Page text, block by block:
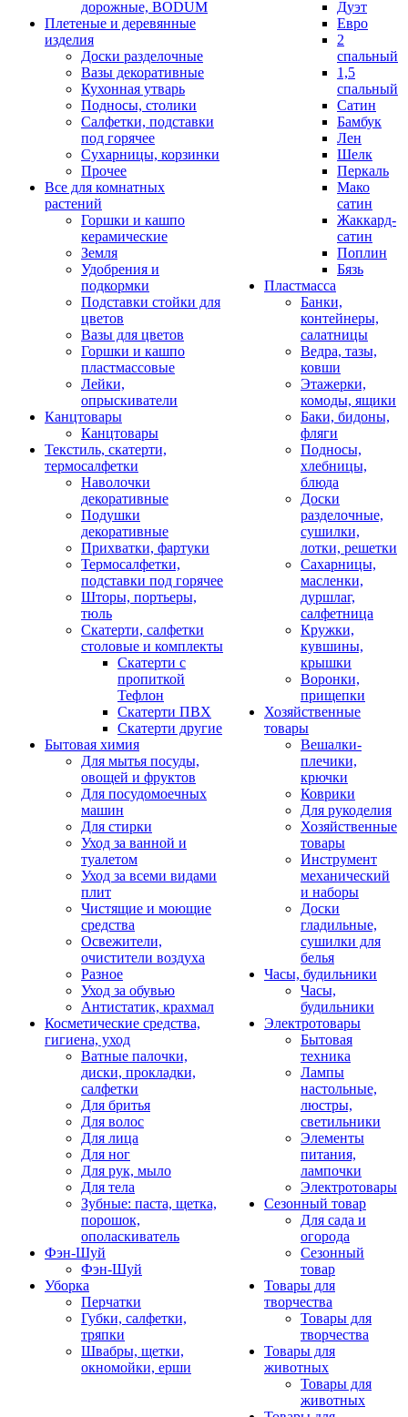
дорожные, BODUM
Плетеные и деревянные
изделия
Доски разделочные
Вазы декоративные
Кухонная утварь
Подносы, столики
Салфетки, подставки
под горячее
Сухарницы, корзинки
Прочее
Все для комнатных
растений
Горшки и кашпо
керамические
Земля
Удобрения и
подкормки
Подставки стойки для
цветов
Вазы для цветов
Горшки и кашпо
пластмассовые
Лейки,
опрыскиватели
Канцтовары
Канцтовары
Текстиль, скатерти,
термосалфетки
Наволочки
декоративные
Подушки
декоративные
Прихватки, фартуки
Термосалфетки,
подставки под горячее
Шторы, портьеры,
тюль
Скатерти, салфетки
столовые и комплекты
Скатерти с
пропиткой
Тефлон
Скатерти ПВХ
Скатерти другие
Бытовая химия
Для мытья посуды,
овощей и фруктов
Для посудомоечных
машин
Для стирки
Уход за ванной и
туалетом
Уход за всеми видами
плит
Чистящие и моющие
средства
Освежители,
очистители воздуха
Разное
Уход за обувью
Антистатик, крахмал
Косметические средства,
гигиена, уход
Ватные палочки,
диски, прокладки,
салфетки
Для бритья
Для волос
Для лица
Для ног
Для рук, мыло
Для тела
Зубные: паста, щетка,
порошок,
ополаскиватель
Фэн-Шуй
Фэн-Шуй
Уборка
Перчатки
Губки, салфетки,
тряпки
Швабры, щетки,
окномойки, ерши
Дуэт
Евро
2
спальный
1,5
спальный
Сатин
Бамбук
Лен
Шелк
Перкаль
Мако
сатин
Жаккард-
сатин
Поплин
Бязь
Пластмасса
Банки,
контейнеры,
салатницы
Ведра, тазы,
ковши
Этажерки,
комоды, ящики
Баки, бидоны,
фляги
Подносы,
хлебницы,
блюда
Доски
разделочные,
сушилки,
лотки, решетки
Сахарницы,
масленки,
дуршлаг,
салфетница
Кружки,
кувшины,
крышки
Воронки,
прищепки
Хозяйственные
товары
Вешалки-
плечики,
крючки
Коврики
Для рукоделия
Хозяйственные
товары
Инструмент
механический
и наборы
Доски
гладильные,
сушилки для
белья
Часы, будильники
Часы,
будильники
Электротовары
Бытовая
техника
Лампы
настольные,
люстры,
светильники
Элементы
питания,
лампочки
Электротовары
Сезонный товар
Для сада и
огорода
Сезонный
товар
Товары для
творчества
Товары для
творчества
Товары для
животных
Товары для
животных